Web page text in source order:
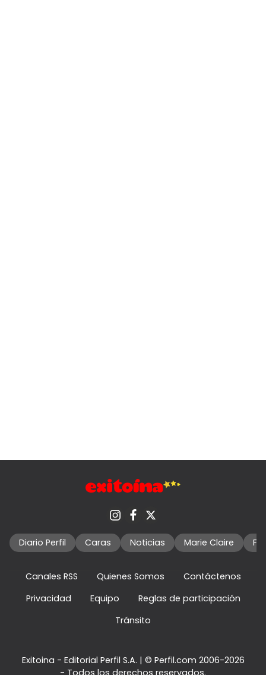
Diario Perfil Caras Noticias Marie Claire
Canales RSS Quienes Somos
Contáctenos
Privacidad
Equipo
Reglas de participación
Tránsito
Exitoina - Editorial Perfil S.A. | © Perfil.com 2006-2026